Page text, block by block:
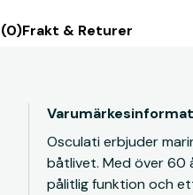
Frakt & Returer
Osculati erbjuder
båtlivet. Med över 60
pålitlig funktion och